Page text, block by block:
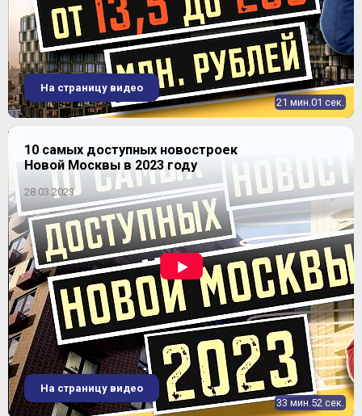
21 мин.01 сек.
На страницу видео
10 самых доступных новостроек
Новой Москвы в 2023 году
28.03.2023
33 мин.52 сек.
На страницу видео